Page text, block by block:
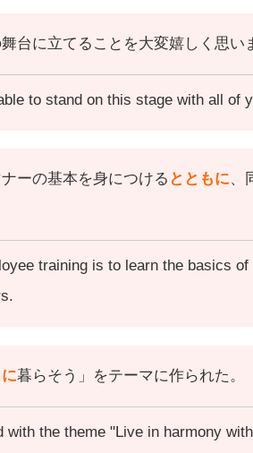
台に立てることを大変嬉しく思い
to stand on this stage with all of
ーの基本を身につける とともに、
training is to learn the basics
暮らそう」をテーマに作られた。
with the theme "Live in harmony